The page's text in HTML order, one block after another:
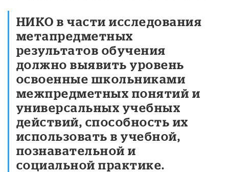
НИКО в части исследования
метапредметных
результатов обучения
должно выявить уровень
освоенные школьниками
межпредметных понятий и
универсальных учебных
действий, способность их
использовать в учебной,
познавательной и
социальной практике.